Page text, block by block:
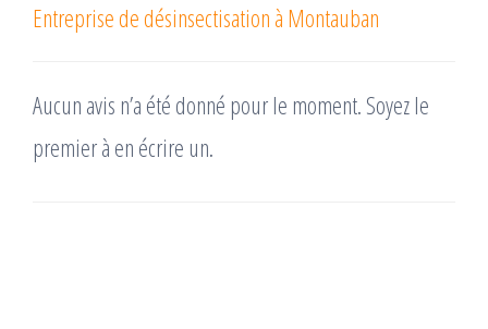
Entreprise de désinsectisation à Montauban
Aucun avis n’a été donné pour le moment. Soyez le
premier à en écrire un.